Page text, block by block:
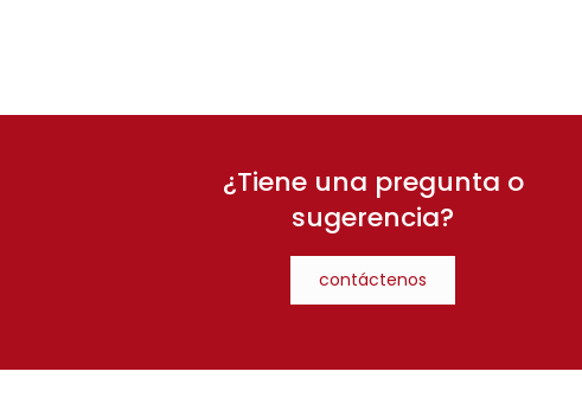
¿Tiene una pregunta o
sugerencia?
contáctenos